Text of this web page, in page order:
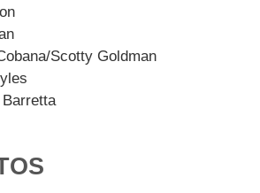
Scotty Goldman